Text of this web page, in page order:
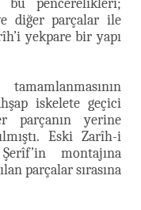
bu pencerelikleri;
diğer parçalar ile
yekpare bir yapı
iskelete geçici
parçanın yerine
Eski Zarîh-i
montajına
parçalar sırasına